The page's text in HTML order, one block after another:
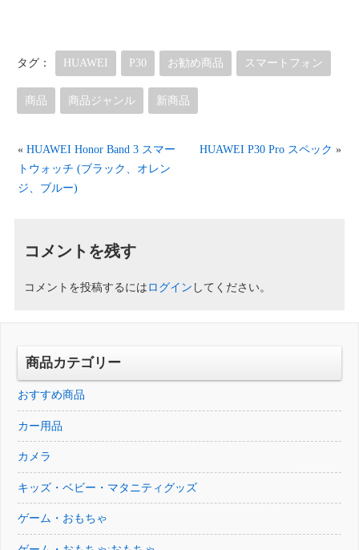
タグ： HUAWEI P30 お勧め商品 スマートフォン
商品 商品ジャンル 新商品
«HUAWEI Honor Band 3 スマー
トウォッチ (ブラック、オレン
ジ、ブルー)
HUAWEI P30 Pro スペック »
コメントを残す
コメントを投稿するには ログイン してください。
商品カテゴリー
おすすめ商品
カー用品
カメラ
キッズ・ベビー・マタニティグッズ
ゲーム・おもちゃ